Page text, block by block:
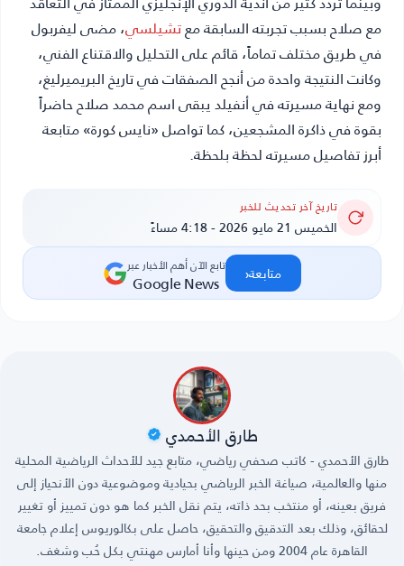
مع صلاح بسبب تجربته السابقة معتشيلسي، مضى ليفربول
في طريق مختلف تماماً، قائم على التحليل والاقتناع الفني،
وكانت النتيجة واحدة من أنجح الصفقات في تاريخ البريميرليغ،
ومع نهاية مسيرته في أنفيلد يبقى اسم محمد صلاح حاضراً
بقوة في ذاكرة المشجعين، كما تواصل «نايس كورة» متابعة
أبرز تفاصيل مسيرته لحظة بلحظة.
تاريخ آخر تحديث للخبر
الخميس 21 مايو 2026 - 4:18 مساءً
تابع الآن أهم الأخبار عبر
Google News متابعة‹
طارق الأحمدي
طارق الأحمدي - كاتب صحفي رياضي، متابع جيد للأحداث الرياضية المحلية
منها والعالمية، صياغة الخبر الرياضي بحيادية وموضوعية دون الأنحياز إلى
فريق بعينه، أو منتخب بحد ذاته، يتم نقل الخبر كما هو دون تمييز أو تغيير
لحقائق، وذلك بعد التدقيق والتحقيق، حاصل على بكالوريوس إعلام جامعة
القاهرة عام 2004 ومن حينها وأنا أمارس مهنتي بكل حُب وشغف.